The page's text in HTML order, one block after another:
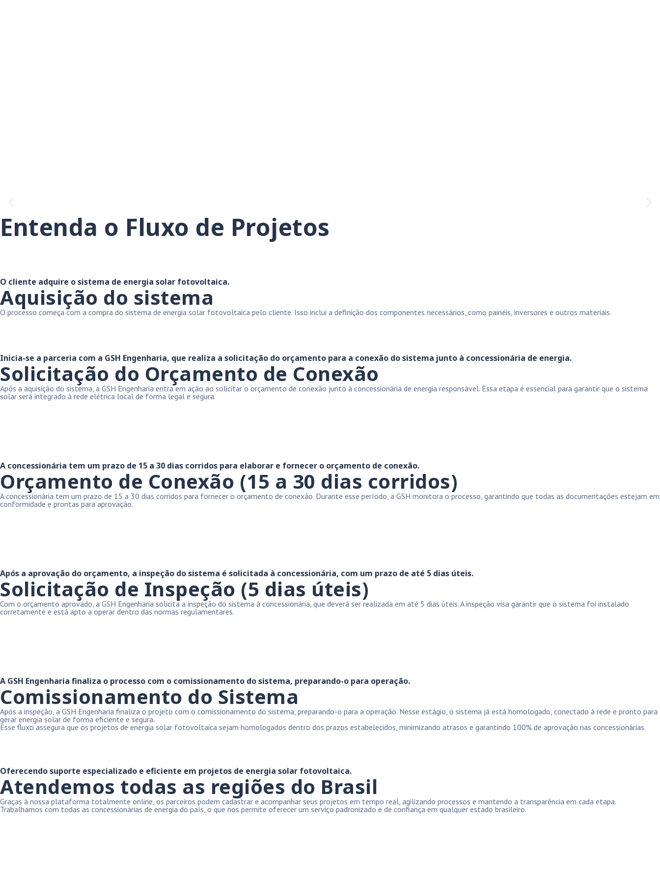
Entenda o Fluxo de Projetos
O cliente adquire o sistema de energia solar fotovoltaica.
Aquisição do sistema
O processo começa com a compra do sistema de energia solar fotovoltaica pelo cliente. Isso inclui a definição dos componentes necessários, como painéis, inversores e outros materiais.
Inicia-se a parceria com a GSH Engenharia, que realiza a solicitação do orçamento para a conexão do sistema junto à concessionária de energia.
Solicitação do Orçamento de Conexão
Após a aquisição do sistema, a GSH Engenharia entra em ação ao solicitar o orçamento de conexão junto à concessionária de energia responsável. Essa etapa é essencial para garantir que o sistema
solar será integrado à rede elétrica local de forma legal e segura.
A concessionária tem um prazo de 15 a 30 dias corridos para elaborar e fornecer o orçamento de conexão.
Orçamento de Conexão (15 a 30 dias corridos)
A concessionária tem um prazo de 15 a 30 dias corridos para fornecer o orçamento de conexão. Durante esse período, a GSH monitora o processo, garantindo que todas as documentações estejam em
conformidade e prontas para aprovação.
Após a aprovação do orçamento, a inspeção do sistema é solicitada à concessionária, com um prazo de até 5 dias úteis.
Solicitação de Inspeção (5 dias úteis)
Com o orçamento aprovado, a GSH Engenharia solicita a inspeção do sistema à concessionária, que deverá ser realizada em até 5 dias úteis. A inspeção visa garantir que o sistema foi instalado
corretamente e está apto a operar dentro das normas regulamentares.
A GSH Engenharia finaliza o processo com o comissionamento do sistema, preparando-o para operação.
Comissionamento do Sistema
Após a inspeção, a GSH Engenharia finaliza o projeto com o comissionamento do sistema, preparando-o para a operação. Nesse estágio, o sistema já está homologado, conectado à rede e pronto para
gerar energia solar de forma eficiente e segura.
Esse fluxo assegura que os projetos de energia solar fotovoltaica sejam homologados dentro dos prazos estabelecidos, minimizando atrasos e garantindo 100% de aprovação nas concessionárias.
Oferecendo suporte especializado e eficiente em projetos de energia solar fotovoltaica.
Atendemos todas as regiões do Brasil
Graças à nossa plataforma totalmente online, os parceiros podem cadastrar e acompanhar seus projetos em tempo real, agilizando processos e mantendo a transparência em cada etapa.
Trabalhamos com todas as concessionárias de energia do país, o que nos permite oferecer um serviço padronizado e de confiança em qualquer estado brasileiro.